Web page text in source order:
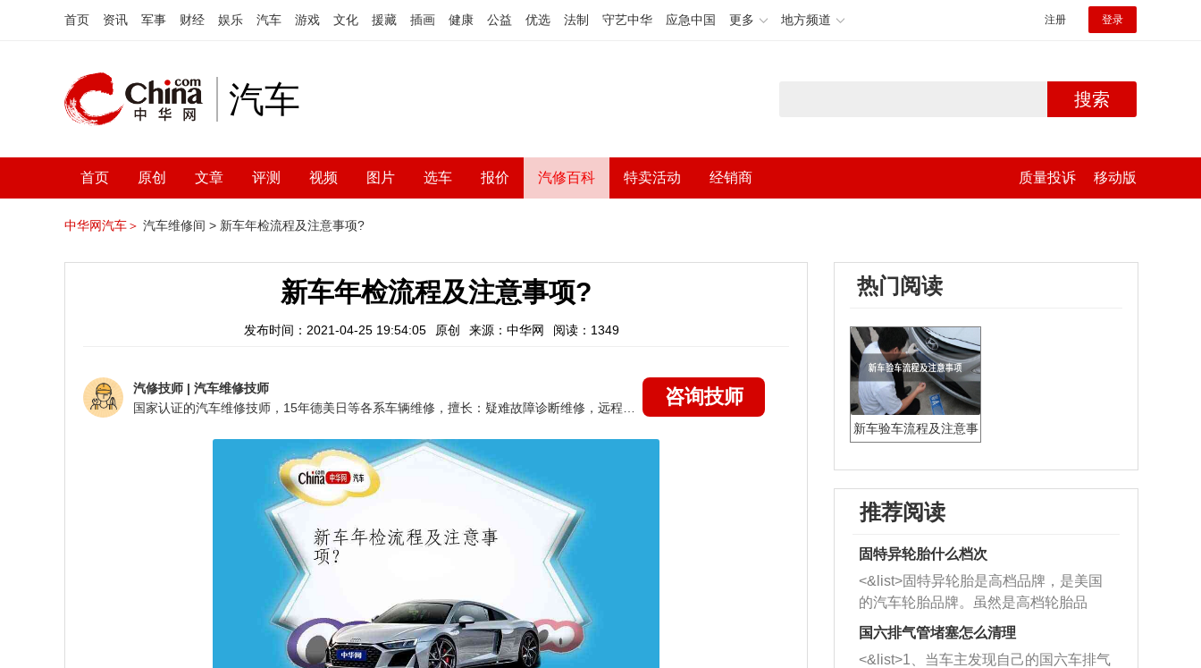
首页 资讯 军事 财经 娱乐 汽车 游戏 文化 援藏 插画 健康 公益 优选 法制 守艺中华 应急中国 更多 地方频道 注册 登录
汽车 搜索
首页 原创 文章 评测 视频 图片 选车 报价 汽修百科 特卖活动 经销商 质量投诉 移动版
中华网汽车＞ 汽车维修间 > 新车年检流程及注意事项?
新车年检流程及注意事项?
发布时间：2021-04-25 19:54:05 原创 来源：中华网 阅读：1349
汽修技师 | 汽车维修技师
咨询技师
热门阅读
新车验车流程及注意事
推荐阅读
固特异轮胎什么档次
<&list>固特异轮胎是高档品牌，是美国
的汽车轮胎品牌。虽然是高档轮胎品
牌，但是中高低端的轮胎都有生产，这
也是为了更好的开拓市场。
国六排气管堵塞怎么清理
<&list>1、当车主发现自己的国六车排气